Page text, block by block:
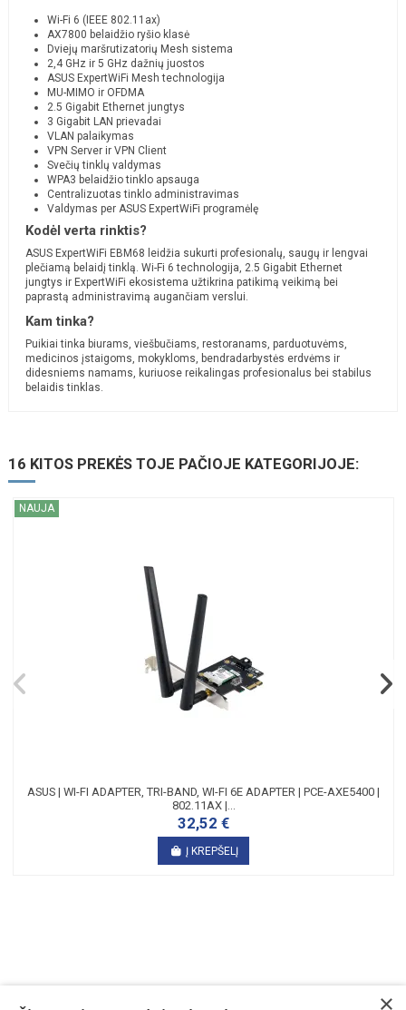
Wi-Fi 6 (IEEE 802.11ax)
AX7800 belaidžio ryšio klasė
Dviejų maršrutizatorių Mesh sistema
2,4 GHz ir 5 GHz dažnių juostos
ASUS ExpertWiFi Mesh technologija
MU-MIMO ir OFDMA
2.5 Gigabit Ethernet jungtys
3 Gigabit LAN prievadai
VLAN palaikymas
VPN Server ir VPN Client
Svečių tinklų valdymas
WPA3 belaidžio tinklo apsauga
Centralizuotas tinklo administravimas
Valdymas per ASUS ExpertWiFi programėlę
Kodėl verta rinktis?
ASUS ExpertWiFi EBM68 leidžia sukurti profesionalų, saugų ir lengvai
plečiamą belaidį tinklą. Wi-Fi 6 technologija, 2.5 Gigabit Ethernet
jungtys ir ExpertWiFi ekosistema užtikrina patikimą veikimą bei
paprastą administravimą augančiam verslui.
Kam tinka?
Puikiai tinka biurams, viešbučiams, restoranams, parduotuvėms,
medicinos įstaigoms, mokykloms, bendradarbystės erdvėms ir
didesniems namams, kuriuose reikalingas profesionalus bei stabilus
belaidis tinklas.
16 KITOS PREKĖS TOJE PAČIOJE KATEGORIJOJE:
NAUJA
ASUS | WI-FI ADAPTER, TRI-BAND, WI-FI 6E ADAPTER | PCE-AXE5400 |
802.11AX |...
32,52 €
Į KREPŠELĮ
×